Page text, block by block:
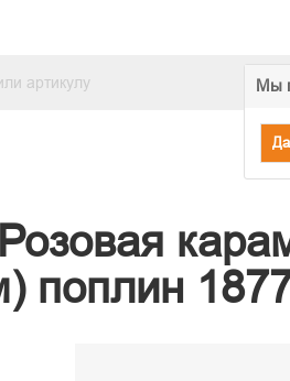
Мы
поплин